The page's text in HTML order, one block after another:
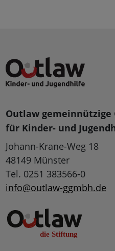
Outlaw gemeinnützige
für Kinder- und
Johann-Krane-Weg 18
48149 Münster
Tel. 0251 383566-0
info@outlaw-ggmbh.de